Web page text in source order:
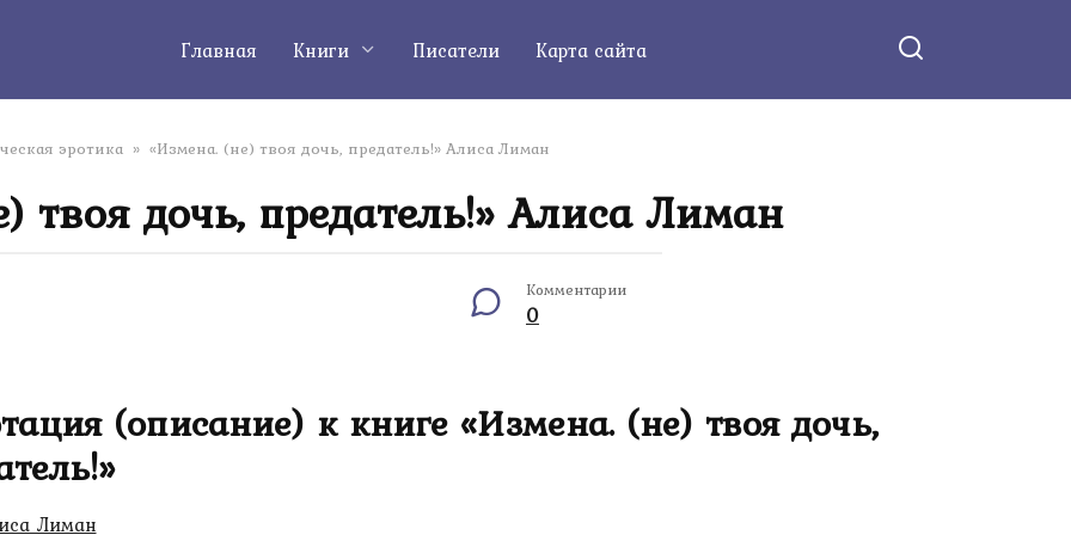
Главная Книги Писатели Карта сайта
эротика » «Измена. (не) твоя дочь, предатель!» Алиса Лиман
твоя дочь, предатель!» Алиса Лиман
Комментарии
0
(описание) к книге «Измена. (не) твоя дочь,
Лиман